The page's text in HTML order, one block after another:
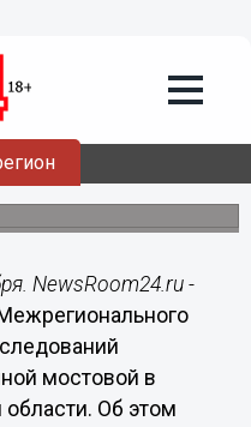
нашли
18 века в
NewsRoom24.ru -
мостовой в
Об этом